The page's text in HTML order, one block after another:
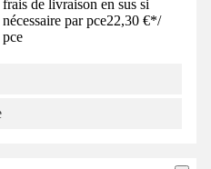
frais de livraison en sus si
nécessaire par pce22,30 €*/
pce